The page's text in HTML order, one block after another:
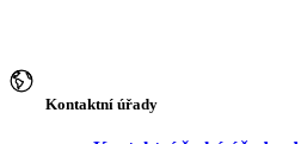
Kontaktní úřady